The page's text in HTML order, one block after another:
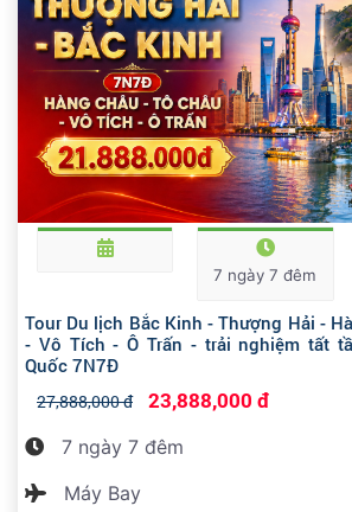
7 ngày 7 đêm
Tour Du lịch Bắc Kinh - Thượng Hải -
- Vô Tích - Ô Trấn - trải nghiệm tất
Quốc 7N7Đ
27,888,000 đ 23,888,000 đ
7 ngày 7 đêm
Máy Bay